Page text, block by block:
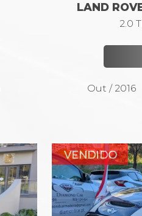
LAND
2.0
Out / 2016